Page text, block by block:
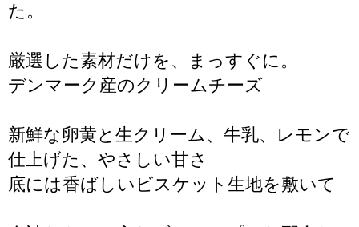
た。
厳選した素材だけを、まっすぐに。
デンマーク産のクリームチーズ
新鮮な卵黄と生クリーム、牛乳、レモンで
仕上げた、やさしい甘さ
底には香ばしいビスケット生地を敷いて